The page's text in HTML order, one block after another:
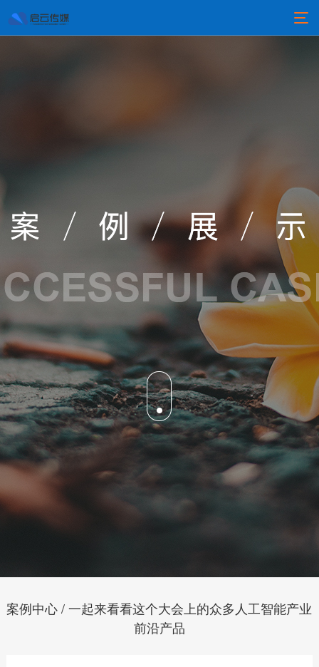
案例中心 / 一起来看看这个大会上的众多人工智能产业
前沿产品